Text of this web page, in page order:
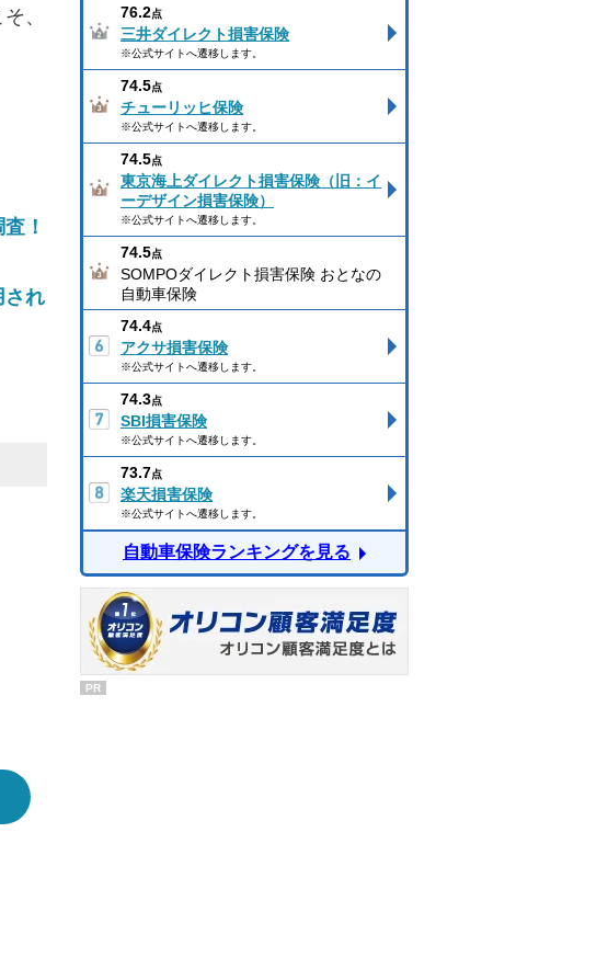
、
！
され
76.2点
三井ダイレクト損害保険
※公式サイトへ遷移します。
74.5点
チューリッヒ保険
※公式サイトへ遷移します。
74.5点
東京海上ダイレクト損害保険（旧：イ
ーデザイン損害保険）
※公式サイトへ遷移します。
74.5点
SOMPOダイレクト損害保険 おとなの
自動車保険
74.4点
アクサ損害保険
※公式サイトへ遷移します。
74.3点
SBI損害保険
※公式サイトへ遷移します。
73.7点
楽天損害保険
※公式サイトへ遷移します。
自動車保険ランキングを見る
PR